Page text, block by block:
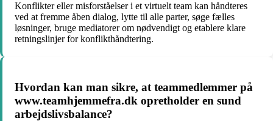
Konflikter eller misforståelser i et virtuelt team kan håndteres
ved at fremme åben dialog, lytte til alle parter, søge fælles
løsninger, bruge mediatorer om nødvendigt og etablere klare
retningslinjer for konflikthåndtering.
Hvordan kan man sikre, at teammedlemmer på
www.teamhjemmefra.dk opretholder en sund
arbejdslivsbalance?